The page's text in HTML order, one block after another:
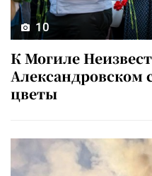
10
К Могиле
Александровском
цветы